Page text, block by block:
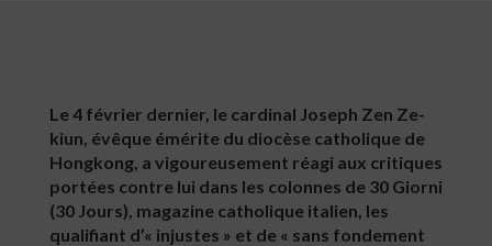
Le 4 février dernier, le cardinal Joseph Zen Ze-
kiun, évêque émérite du diocèse catholique de
Hongkong, a vigoureusement réagi aux critiques
portées contre lui dans les colonnes de 30 Giorni
(30 Jours), magazine catholique italien, les
qualifiant d’« injustes » et de « sans fondement